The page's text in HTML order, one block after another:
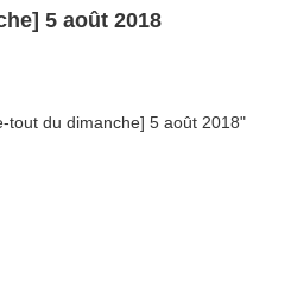
5 août 2018